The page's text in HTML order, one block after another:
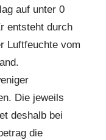
auf unter 0
entsteht durch
Luftfeuchte vom
Die jeweils
deshalb bei
die